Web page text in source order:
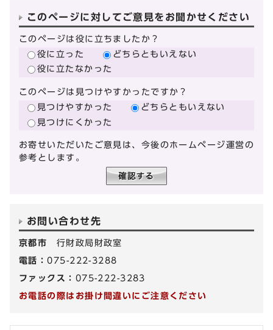
このページに対してご意見をお聞かせください
このページは役に立ちましたか？
役に立った
どちらともいえない
役に立たなかった
このページは見つけやすかったですか？
見つけやすかった
どちらともいえない
見つけにくかった
お寄せいただいたご意見は、今後のホームページ運営の
参考とします。
お問い合わせ先
京都市 行財政局財政室
電話：075-222-3288
ファックス： 075-222-3283
お電話の際はお掛け間違いにご注意ください